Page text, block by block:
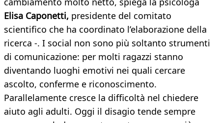
Elisa Caponetti, presidente del comitato
scientifico che ha coordinato l’elaborazione della
ricerca -. I social non sono più soltanto strumenti
di comunicazione: per molti ragazzi stanno
diventando luoghi emotivi nei quali cercare
ascolto, conferme e riconoscimento.
Parallelamente cresce la difficoltà nel chiedere
aiuto agli adulti. Oggi il disagio tende sempre